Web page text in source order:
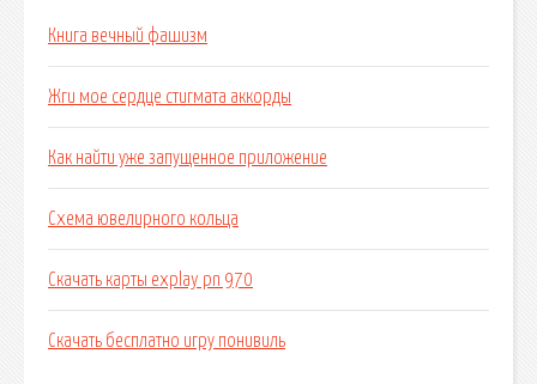
Книга вечный фашизм
Жги мое сердце стигмата аккорды
Как найти уже запущенное приложение
Схема ювелирного кольца
Скачать карты explay pn 970
Скачать бесплатно игру понивиль